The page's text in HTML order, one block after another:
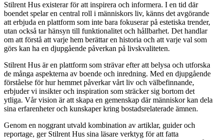
Stilrent Hus existerar för att inspirera och informera. I en tid där
boendet spelar en central roll i människors liv, känns det avgörande
att erbjuda en plattform som inte bara fokuserar på estetiska trender,
utan också tar hänsyn till funktionalitet och hållbarhet. Det handlar
om att förstå att varje hem berättar en historia och att varje val som
görs kan ha en djupgående påverkan på livskvaliteten.
Stilrent Hus är en plattform som strävar efter att belysa och utforska
de många aspekterna av boende och inredning. Med en djupgående
förståelse för hur hemmet påverkar vårt liv och välbefinnande,
erbjuder vi insikter och inspiration som sträcker sig bortom det
ytliga. Vår vision är att skapa en gemenskap där människor kan dela
sina erfarenheter och kunskaper kring bostadsrelaterade ämnen.
Genom en noggrant utvald kombination av artiklar, guider och
reportage, ger Stilrent Hus sina läsare verktyg för att fatta